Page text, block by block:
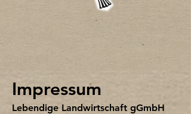
Impressum
Lebendige Landwirtschaft gGmbH